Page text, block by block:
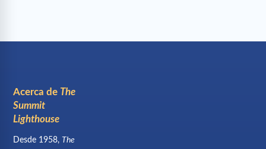
Acerca de The
Summit
Lighthouse
Desde 1958, The